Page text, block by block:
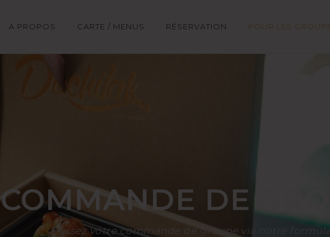
A PROPOS CARTE / MENUS RÉSERVATION POUR LES
COMMANDE DE
Passez votre commande de groupe via notre